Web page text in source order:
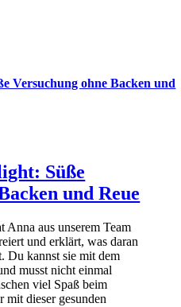
Versuchung ohne Backen und
Süße
und Reue
Anna aus unserem Team
und erklärt, was daran
Du kannst sie mit dem
musst nicht einmal
viel Spaß beim
mit dieser gesunden